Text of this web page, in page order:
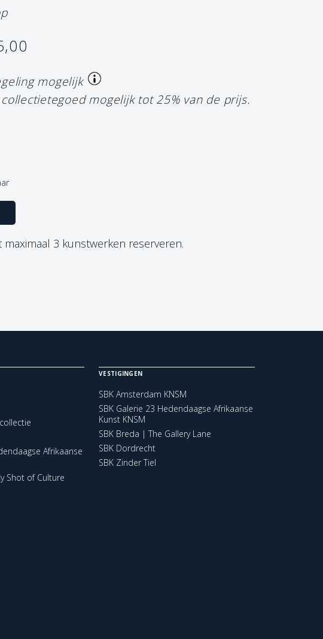
mogelijk
mogelijk tot 25% van de prijs.
maximaal 3 kunstwerken reserveren.
Afrikaanse
Shot of Culture
VESTIGINGEN
SBK Amsterdam KNSM
SBK Galerie 23 Hedendaagse Afrikaanse
Kunst KNSM
SBK Breda | The Gallery Lane
SBK Dordrecht
SBK Zinder Tiel